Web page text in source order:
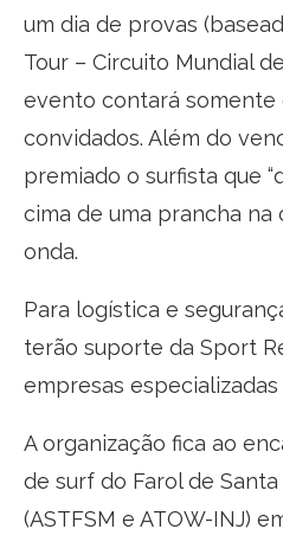
um dia de provas
Tour – Circuito Mundial
evento contará somente
convidados. Além do
premiado o surfista que
cima de uma prancha na
onda.
Para logística e
terão suporte da Sport
empresas
A organização fica ao
de surf do Farol de
(ASTFSM e ATOW-INJ)